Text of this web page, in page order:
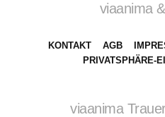
viaanima
KONTAKT AGB
PRIVATSPHÄRE-
viaanima